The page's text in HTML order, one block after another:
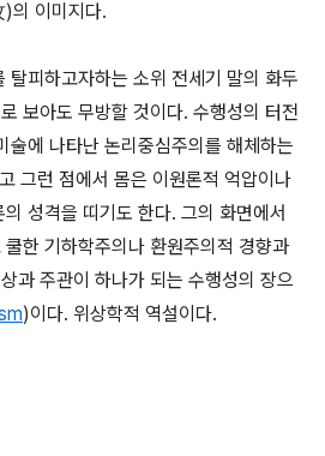
의 이미지다.
탈피하고자하는 소위 전세기 말의 화두
보아도 무방할 것이다. 수행성의 터전
술에 나타난 논리중심주의를 해체하는
그런 점에서 몸은 이원론적 억압이나
성격을 띠기도 한다. 그의 화면에서
한 기하학주의나 환원주의적 경향과
과 주관이 하나가 되는 수행성의 장으
)이다. 위상학적 역설이다.